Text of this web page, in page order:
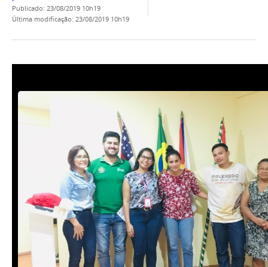
publicado: 23/08/2019 10h19
última modificação: 23/08/2019 10h19